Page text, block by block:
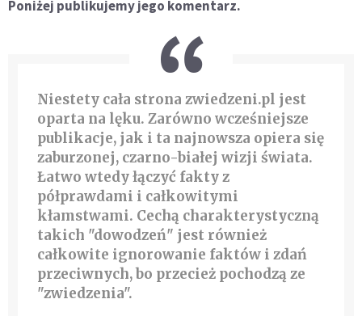
Poniżej publikujemy jego komentarz.
Niestety cała strona zwiedzeni.pl jest
oparta na lęku. Zarówno wcześniejsze
publikacje, jak i ta najnowsza opiera się
zaburzonej, czarno-białej wizji świata.
Łatwo wtedy łączyć fakty z
półprawdami i całkowitymi
kłamstwami. Cechą charakterystyczną
takich "dowodzeń" jest również
całkowite ignorowanie faktów i zdań
przeciwnych, bo przecież pochodzą ze
"zwiedzenia".